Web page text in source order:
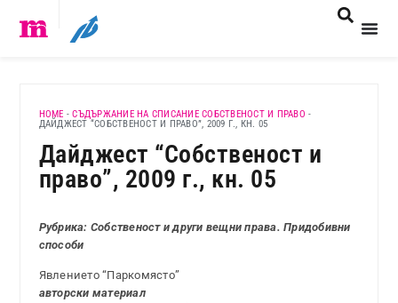
HOME -СЪДЪРЖАНИЕ НА СПИСАНИЕ СОБСТВЕНОСТ И ПРАВО -
ДАЙДЖЕСТ “СОБСТВЕНОСТ И ПРАВО”, 2009 Г., КН. 05
Дайджест “Собственост и
право”, 2009 г., кн. 05
Рубрика: Собственост и други вещни права. Придобивни
способи
Явлението “Паркомясто”
авторски материал